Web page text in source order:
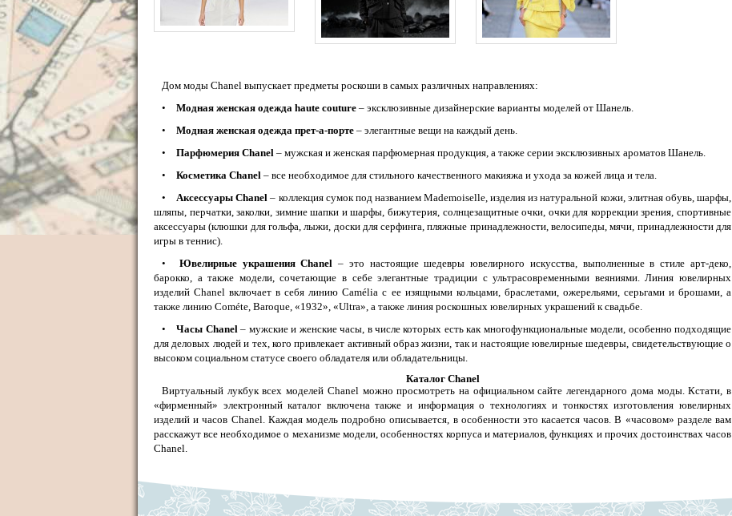
Дом моды Chanel выпускает предметы роскоши в самых различных направлениях:
•
Модная женская одежда haute couture – эксклюзивные дизайнерские варианты моделей от Шанель.
•
Модная женская одежда прет-а-порте – элегантные вещи на каждый день.
•
Парфюмерия Chanel – мужская и женская парфюмерная продукция, а также серии эксклюзивных ароматов Шанель.
•
Косметика Chanel – все необходимое для стильного качественного макияжа и ухода за кожей лица и тела.
•
Аксессуары Chanel – коллекция сумок под названием Mademoiselle, изделия из натуральной кожи, элитная обувь, шарфы,
шляпы, перчатки, заколки, зимние шапки и шарфы, бижутерия, солнцезащитные очки, очки для коррекции зрения, спортивные
аксессуары (клюшки для гольфа, лыжи, доски для серфинга, пляжные принадлежности, велосипеды, мячи, принадлежности для
игры в теннис).
•
Ювелирные украшения Chanel – это настоящие шедевры ювелирного искусства, выполненные в стиле арт-деко,
барокко, а также модели, сочетающие в себе элегантные традиции с ультрасовременными веяниями. Линия ювелирных
изделий Chanel включает в себя линию Camélia с ее изящными кольцами, браслетами, ожерельями, серьгами и брошами, а
также линию Cométe, Baroque, «1932», «Ultra», а также линия роскошных ювелирных украшений к свадьбе.
•
Часы Chanel– мужские и женские часы, в числе которых есть как многофункциональные модели, особенно подходящие
для деловых людей и тех, кого привлекает активный образ жизни, так и настоящие ювелирные шедевры, свидетельствующие о
высоком социальном статусе своего обладателя или обладательницы.
Каталог Chanel
Виртуальный лукбук всех моделей Chanel можно просмотреть на официальном сайте легендарного дома моды. Кстати, в
«фирменный» электронный каталог включена также и информация о технологиях и тонкостях изготовления ювелирных
изделий и часов Chanel. Каждая модель подробно описывается, в особенности это касается часов. В «часовом» разделе вам
расскажут все необходимое о механизме модели, особенностях корпуса и материалов, функциях и прочих достоинствах часов
Chanel.